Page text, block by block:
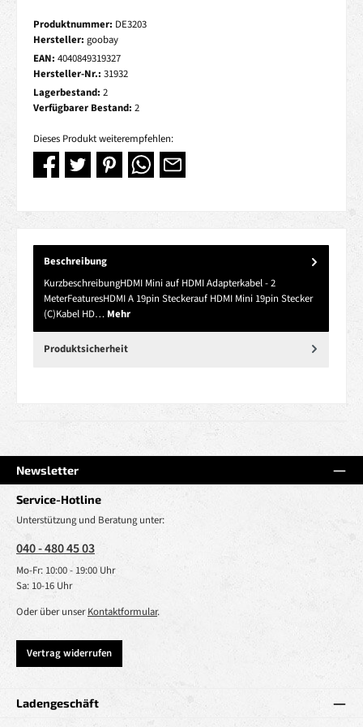
Produktnummer: DE3203
Hersteller: goobay
EAN: 4040849319327
Hersteller-Nr.: 31932
Lagerbestand: 2
Verfügbarer Bestand: 2
Dieses Produkt weiterempfehlen:
Beschreibung
KurzbeschreibungHDMI Mini auf HDMI Adapterkabel - 2
MeterFeaturesHDMI A 19pin Steckerauf HDMI Mini 19pin Stecker
(C)Kabel HD… Mehr
Produktsicherheit
Newsletter
Service-Hotline
Unterstützung und Beratung unter:
040 - 480 45 03
Mo-Fr: 10:00 - 19:00 Uhr
Sa: 10-16 Uhr
Oder über unserKontaktformular.
Vertrag widerrufen
Ladengeschäft